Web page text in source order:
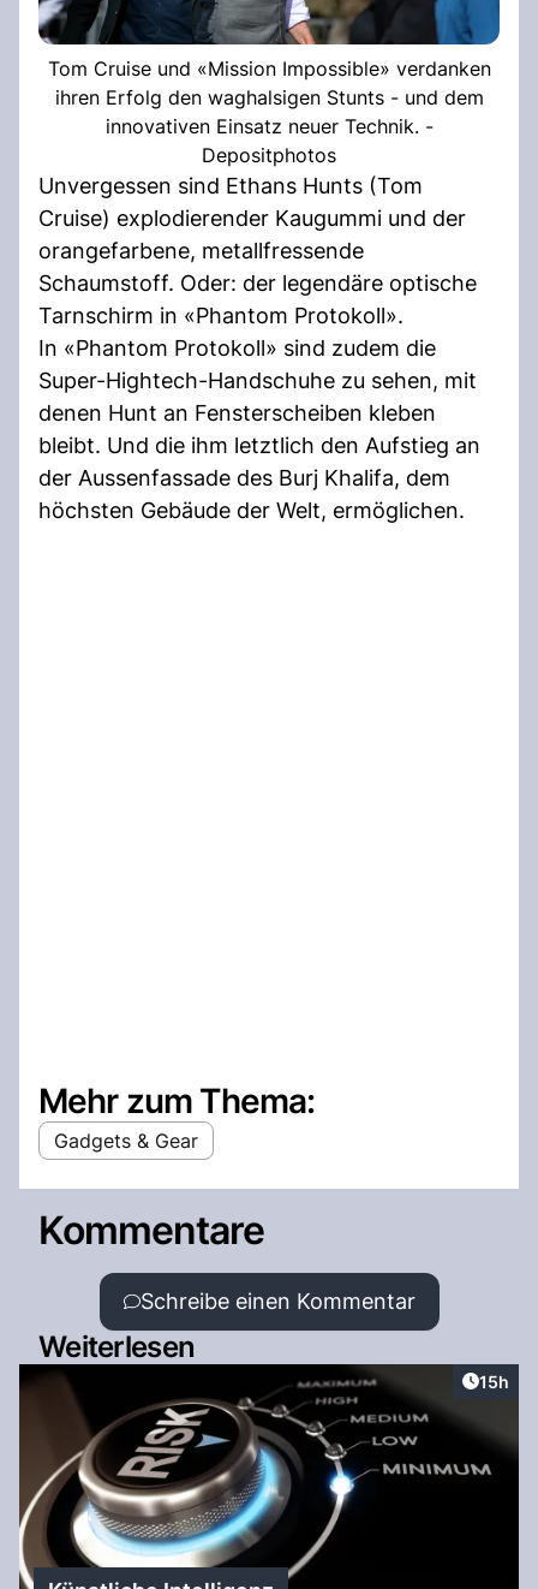
Tom Cruise und «Mission Impossible» verdanken
ihren Erfolg den waghalsigen Stunts - und dem
innovativen Einsatz neuer Technik. -
Depositphotos
Unvergessen sind Ethans Hunts (Tom
Cruise) explodierender Kaugummi und der
orangefarbene, metallfressende
Schaumstoff. Oder: der legendäre optische
Tarnschirm in «Phantom Protokoll».
In «Phantom Protokoll» sind zudem die
Super-Hightech-Handschuhe zu sehen, mit
denen Hunt an Fensterscheiben kleben
bleibt. Und die ihm letztlich den Aufstieg an
der Aussenfassade des Burj Khalifa, dem
höchsten Gebäude der Welt, ermöglichen.
Mehr zum Thema:
Gadgets & Gear
Kommentare
Schreibe einen Kommentar
Weiterlesen
Artikel
15h